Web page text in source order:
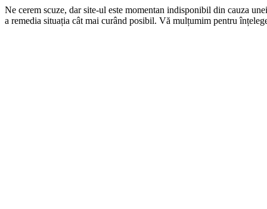
Ne cerem scuze, dar site-ul este momentan indisponibil din cauza
a remedia situația cât mai curând posibil. Vă mulțumim pentru